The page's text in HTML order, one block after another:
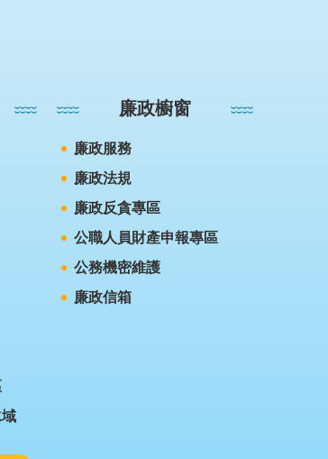
廉政櫥窗
廉政服務
廉政法規
廉政反貪專區
公職人員財產申報專區
公務機密維護
廉政信箱